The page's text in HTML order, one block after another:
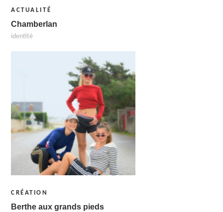
ACTUALITÉ
Chamberlan
identité
CRÉATION
Berthe aux grands pieds